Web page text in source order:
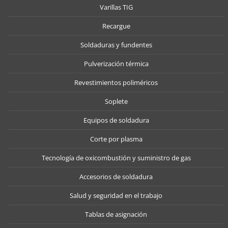
Varillas TIG
Recargue
Soldaduras y fundentes
Pulverización térmica
Revestimientos poliméricos
Soplete
Equipos de soldadura
Corte por plasma
Tecnología de oxicombustión y suministro de gas
Accesorios de soldadura
Salud y seguridad en el trabajo
Tablas de asignación